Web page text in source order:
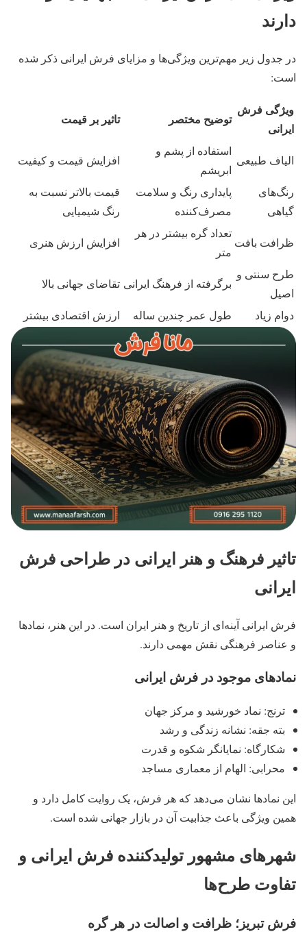
دارند
در جدول زیر مهم‌ترین ویژگی‌ها و مزایای فرش ایرانی ذکر شده
است:
ویژگی فرش
ایرانی
توضیح مختصر تاثیر بر قیمت
الیاف طبیعی
استفاده از پشم و
ابریشم
افزایش قیمت و کیفیت
رنگ‌های
گیاهی
پایداری رنگ و سلامت
مصرف‌کننده
قیمت بالاتر نسبت به
رنگ شیمیایی
ظرافت بافت
تعداد گره بیشتر در هر
متر
افزایش ارزش هنری
طرح سنتی و
اصیل
برگرفته از فرهنگ ایرانی تقاضای جهانی بالا
دوام زیاد طول عمر چندین ساله ارزش اقتصادی بیشتر
تاثیر فرهنگ و هنر ایرانی در طراحی فرش
ایرانی
فرش ایرانی آینه‌ای از تاریخ و هنر ایران است. در این هنر، نمادها
و عناصر فرهنگی نقش مهمی دارند.
نمادهای موجود در فرش ایرانی
ترنج: نماد خورشید و مرکز جهان
بته جقه: نشانه زندگی و رشد
شکارگاه: نمایانگر شکوه و قدرت
محرابی: الهام از معماری مساجد
این نمادها نشان می‌دهد که هر فرش، یک روایت کامل دارد و
همین ویژگی باعث جذابیت آن در بازار جهانی شده است.
شهرهای مشهور تولیدکننده فرش ایرانی و
تفاوت طرح‌ها
فرش تبریز؛ ظرافت و اصالت در هر گره